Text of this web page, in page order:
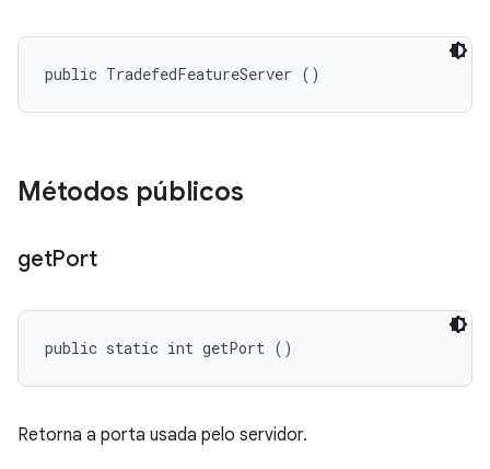
public TradefedFeatureServer ()
Métodos públicos
getPort
public static int getPort ()
Retorna a porta usada pelo servidor.